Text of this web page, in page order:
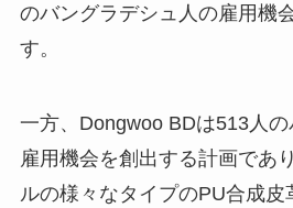
のバングラデシュ人の雇用機
す。
一方、Dongwoo BDは513人
雇用機会を創出する計画であ
ルの様々なタイプのPU合成皮